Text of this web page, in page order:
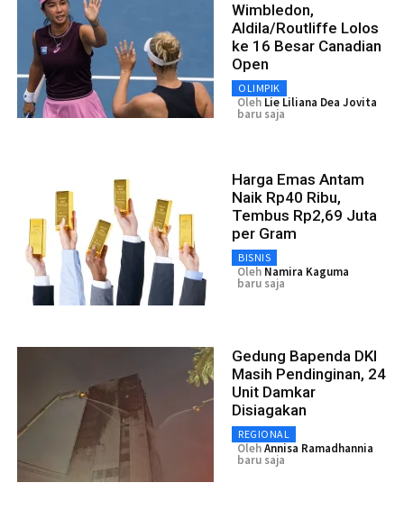
Wimbledon,
Aldila/Routliffe Lolos
ke 16 Besar Canadian
Open
OLIMPIK
Oleh Lie Liliana Dea Jovita
baru saja
Harga Emas Antam
Naik Rp40 Ribu,
Tembus Rp2,69 Juta
per Gram
BISNIS
Oleh Namira Kaguma
baru saja
Gedung Bapenda DKI
Masih Pendinginan, 24
Unit Damkar
Disiagakan
REGIONAL
OlehAnnisa Ramadhannia
baru saja